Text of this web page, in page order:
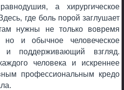
а хирургическое
где боль порой заглушает
нужны не только вовремя
но и обычное человеческое
поддерживающий взгляд.
человека и искреннее
профессиональным кредо